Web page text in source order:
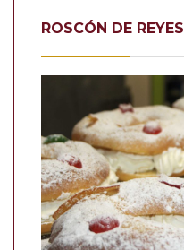
ROSCÓN DE REYES